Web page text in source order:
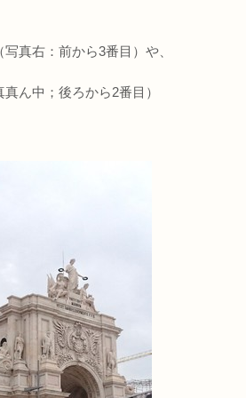
真右：前から3番目）や、
ん中；後ろから2番目）